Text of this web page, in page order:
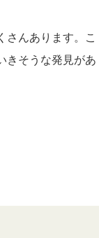
んあります。こ
きそうな発見があ